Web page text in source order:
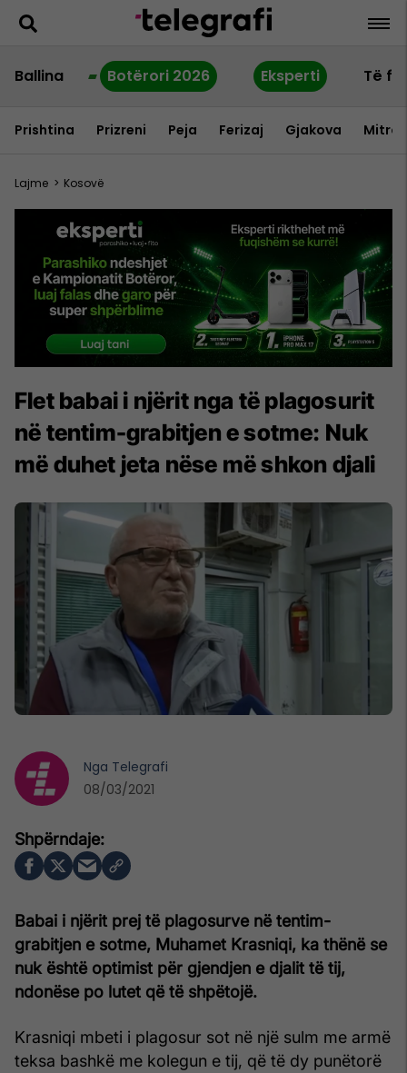
Ballina Botërori 2026 Eksperti Të
Prishtina Prizreni Peja Ferizaj Gjakova
Lajme > Kosovë
Flet babai i njërit nga të plagosurit
në tentim-grabitjen e sotme: Nuk
më duhet jeta nëse më shkon djali
Babai i njërit prej të plagosurve në tentim-
grabitjen e sotme, Muhamet Krasniqi, ka thënë se
nuk është optimist për gjendjen e djalit të tij,
ndonëse po lutet që të shpëtojë.
Krasniqi mbeti i plagosur sot në një sulm me armë
teksa bashkë me kolegun e tij, që të dy punëtorë
Nga Telegrafi
08/03/2021